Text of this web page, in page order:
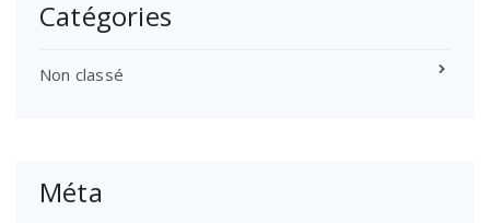
Catégories
Non classé
Méta